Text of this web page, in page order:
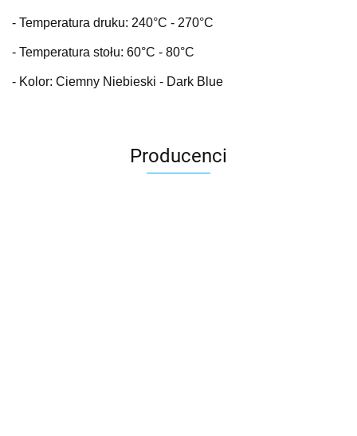
- Temperatura druku: 240°C - 270°C
- Temperatura stołu: 60°C - 80°C
- Kolor: Ciemny Niebieski - Dark Blue
Producenci